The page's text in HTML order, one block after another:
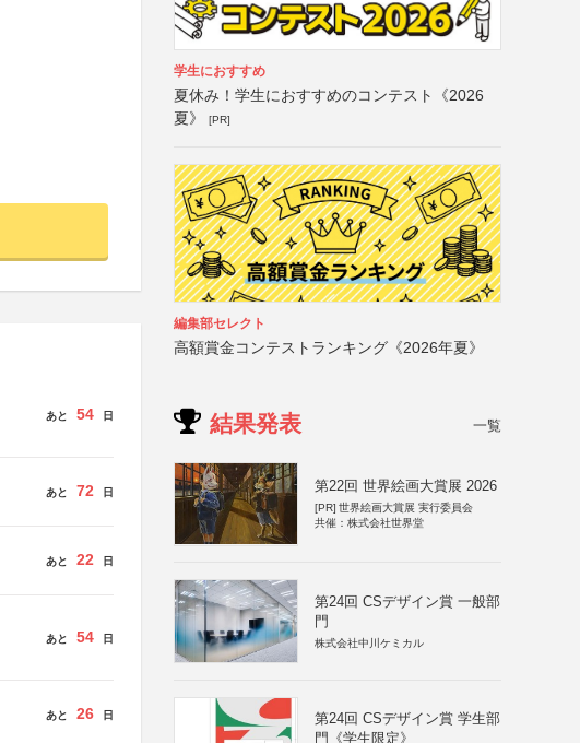
あと 54 日
あと 72 日
あと 22 日
あと 54 日
あと 26 日
学生におすすめ
夏休み！学生におすすめのコンテスト《2026
夏》
[PR]
編集部セレクト
高額賞金コンテストランキング《2026年夏》
結果発表 一覧
第22回 世界絵画大賞展 2026
[PR] 世界絵画大賞展 実行委員会
共催：株式会社世界堂
第24回 CSデザイン賞 一般部
門
株式会社中川ケミカル
第24回 CSデザイン賞 学生部
門《学生限定》